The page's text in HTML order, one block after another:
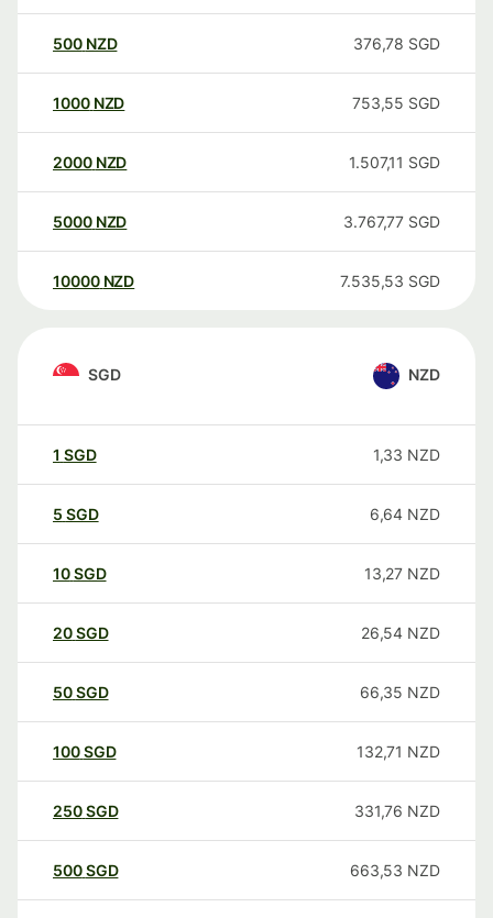
500 NZD 376,78 SGD
1000 NZD 753,55 SGD
2000 NZD 1.507,11 SGD
5000 NZD 3.767,77 SGD
10000 NZD 7.535,53 SGD
SGD NZD
1 SGD 1,33 NZD
5 SGD 6,64 NZD
10SGD 13,27 NZD
20SGD 26,54 NZD
50SGD 66,35 NZD
100SGD 132,71 NZD
250SGD 331,76 NZD
500SGD 663,53 NZD